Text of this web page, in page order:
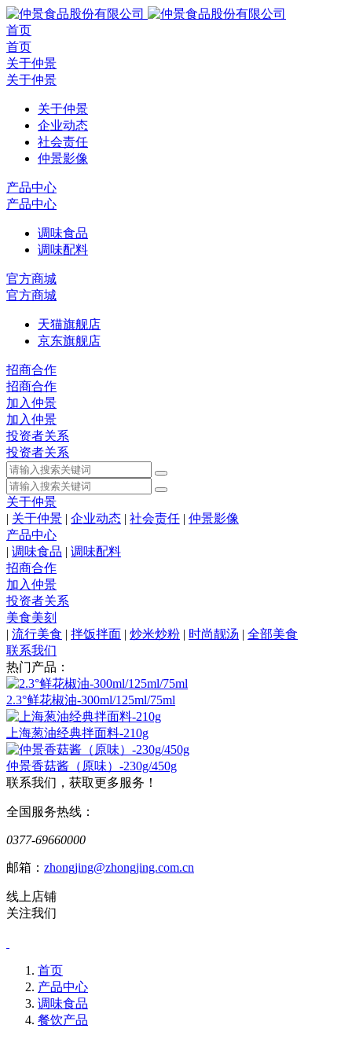
首页
首页
关于仲景
关于仲景
关于仲景
企业动态
社会责任
仲景影像
产品中心
产品中心
调味食品
调味配料
官方商城
官方商城
天猫旗舰店
京东旗舰店
招商合作
招商合作
加入仲景
加入仲景
投资者关系
投资者关系
关于仲景
| 关于仲景 | 企业动态 | 社会责任 | 仲景影像
产品中心
| 调味食品 | 调味配料
招商合作
加入仲景
投资者关系
美食美刻
| 流行美食 | 拌饭拌面 | 炒米炒粉 | 时尚靓汤 | 全部美食
联系我们
热门产品：
2.3°鲜花椒油-300ml/125ml/75ml
上海葱油经典拌面料-210g
仲景香菇酱（原味）-230g/450g
联系我们，获取更多服务！
全国服务热线：
0377-69660000
邮箱： zhongjing@zhongjing.com.cn
线上店铺
关注我们
首页
产品中心
调味食品
餐饮产品